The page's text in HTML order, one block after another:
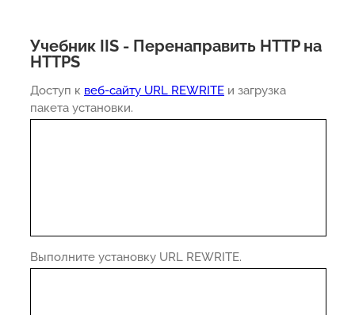
Учебник IIS - Перенаправить HTTP на
HTTPS
Доступ к веб-сайту URL REWRITE и загрузка
пакета установки.
Выполните установку URL REWRITE.